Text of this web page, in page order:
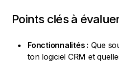
Points clés à
Fonctionnalités : Que
ton logiciel CRM et